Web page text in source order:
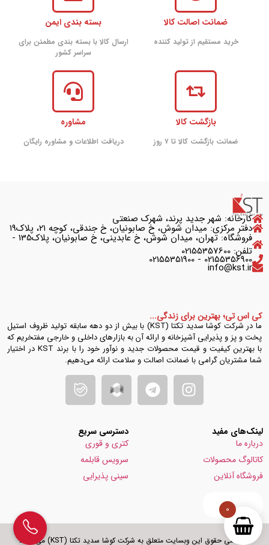
ضمانت اصالت کالا
خرید مستقیم از تولید کننده
بسته بندی ایمن
ارسال کالا با بسته بندی مطمئن برای
سراسر کشور
بازگشت کالا
ضمانت بازگشت کالا تا ۷ روز
مشاوره
دریافت اطلاعات و مشاوره رایگان
کارخانه: شهر جدید پرند، شهرک صنعتی
دفتر مرکزی: میدان شوش، خ صابونیان، خ جندقی، کوچه ۲۱، پلاک۱۹
فروشگاه: تهران، میدان شوش، خ عابدینی، خ صابونیان، پلاک135 -
تلفن: 02155357600
02155356900 - 02155351900
info@kst.ir
کی اس تی؛ بهترین برای زندگی...
ما در شرکت کوشا سدید تکتا (KST) با بیش از دو دهه سابقه تولید ظروف استیل
پخت و پز و پذیرایی آشپزخانه و ارائه آن به بازارهای داخلی و خارجی مفتخریم که
با بهترین کیفیت و قیمت محصولات جدید و نوآور خود را با برند KST در اختیار
شما مشتریان گرامی با ضمانت اصالت و سلامت ارائه می‌دهیم.
لینک‌های مفید
درباره ما
کاتالوگ محصولات
فروشگاه آنلاین
دسترسی سریع
کتری و قوری
سرویس قابلمه
سینی پذیرایی
© تمامی حقوق این وبسایت متعلق به شرکت کوشا سدید تکتا (KST) می باشد
0